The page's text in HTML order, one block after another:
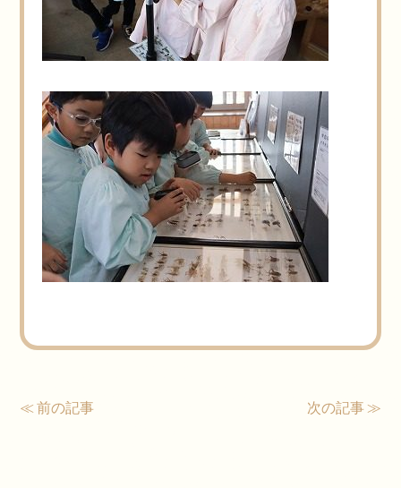
≪ 前の記事 次の記事 ≫